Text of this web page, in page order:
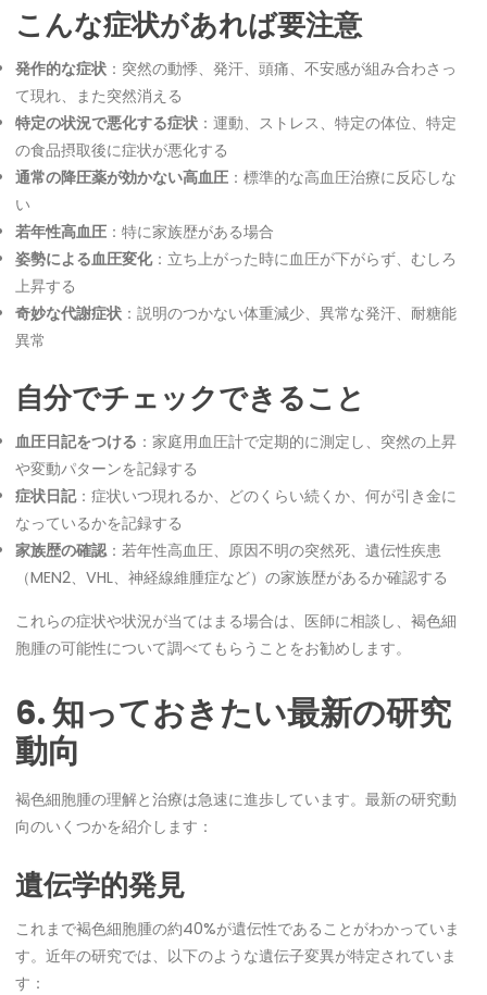
こんな症状があれば要注意
発作的な症状 ：突然の動悸、発汗、頭痛、不安感が組み合わさっ
て現れ、また突然消える
特定の状況で悪化する症状 ：運動、ストレス、特定の体位、特定
の食品摂取後に症状が悪化する
通常の降圧薬が効かない高血圧 ：標準的な高血圧治療に反応しな
い
若年性高血圧 ：特に家族歴がある場合
姿勢による血圧変化：立ち上がった時に血圧が下がらず、むしろ
上昇する
奇妙な代謝症状 ：説明のつかない体重減少、異常な発汗、耐糖能
異常
自分でチェックできること
血圧日記をつける ：家庭用血圧計で定期的に測定し、突然の上昇
や変動パターンを記録する
症状日記：症状いつ現れるか、どのくらい続くか、何が引き金に
なっているかを記録する
家族歴の確認：若年性高血圧、原因不明の突然死、遺伝性疾患
（MEN2、VHL、神経線維腫症など）の家族歴があるか確認する
これらの症状や状況が当てはまる場合は、医師に相談し、褐色細
胞腫の可能性について調べてもらうことをお勧めします。
6. 知っておきたい最新の研究
動向
褐色細胞腫の理解と治療は急速に進歩しています。最新の研究動
向のいくつかを紹介します：
遺伝学的発見
これまで褐色細胞腫の約40%が遺伝性であることがわかっていま
す。近年の研究では、以下のような遺伝子変異が特定されていま
す：